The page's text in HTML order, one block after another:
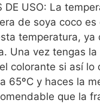
DE USO: La
de soya coco es
temperatura, ya
Una vez tengas la
colorante si así lo
65ºC y haces la
que la